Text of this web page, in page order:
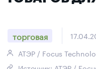
торговая
АТЭР / Focus